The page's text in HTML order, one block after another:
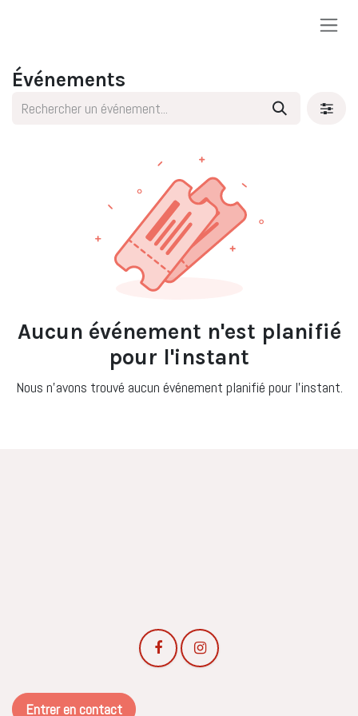
Événements
Aucun événement n'est planifié
pour l'instant
Nous n'avons trouvé aucun événement planifié pour l'instant.
Entrer en contact